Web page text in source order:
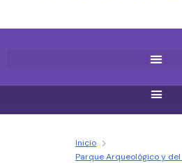
Inicio
Parque Arqueológico y